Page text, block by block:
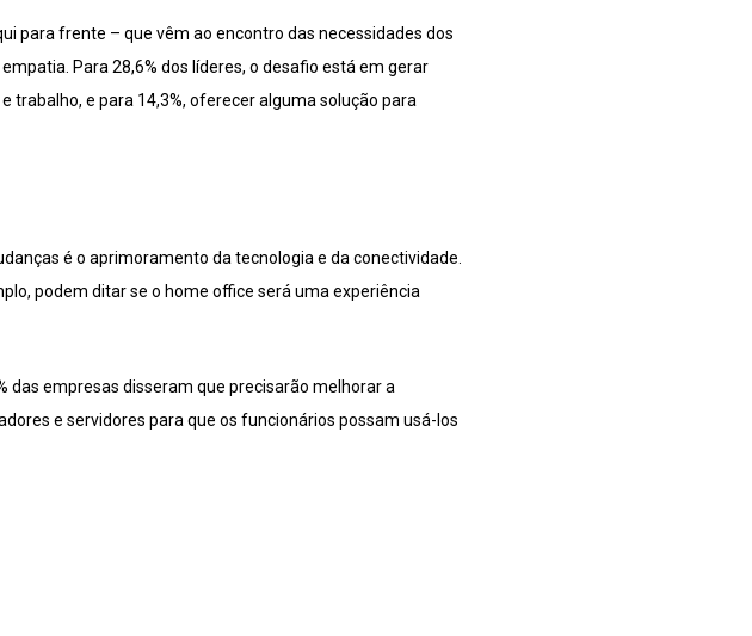
para frente – que vêm ao encontro das necessidades dos
Para 28,6% dos líderes, o desafio está em gerar
trabalho, e para 14,3%, oferecer alguma solução para
é o aprimoramento da tecnologia e da conectividade.
podem ditar se o home office será uma experiência
das empresas disseram que precisarão melhorar a
e servidores para que os funcionários possam usá-los